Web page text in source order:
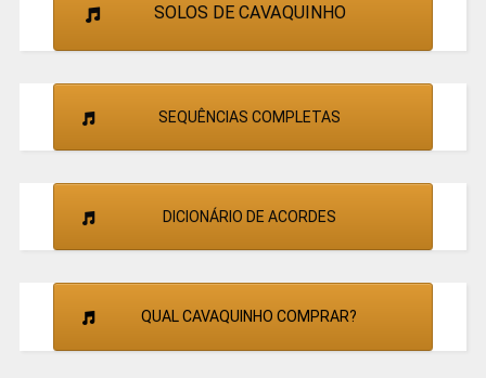
SOLOS DE CAVAQUINHO
SEQUÊNCIAS COMPLETAS
DICIONÁRIO DE ACORDES
QUAL CAVAQUINHO COMPRAR?